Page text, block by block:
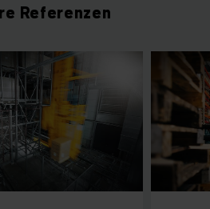
Referenzen